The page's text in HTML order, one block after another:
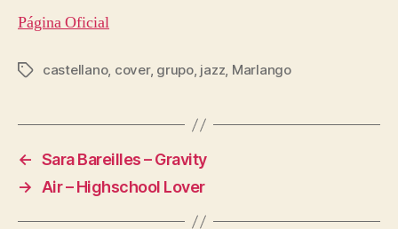
Página Oficial
Etiquetas
castellano, cover, grupo, jazz, Marlango
← Sara Bareilles – Gravity
→ Air – Highschool Lover